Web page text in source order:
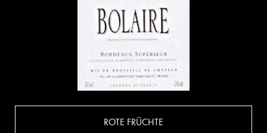
ROTE FRÜCHTE